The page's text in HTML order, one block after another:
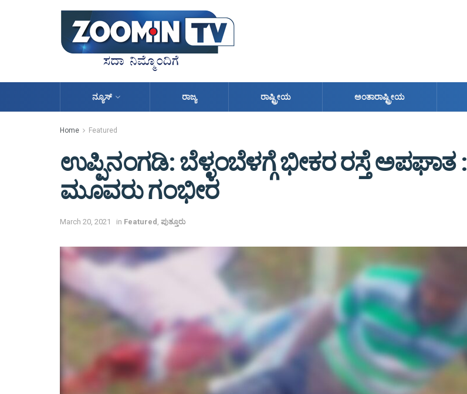
ನ್ಯೂಸ್ ರಾಜ್ಯ ರಾಷ್ಟ್ರೀಯ ಅಂತಾರಾಷ್ಟ್ರೀಯ
Home Featured
ಉಪ್ಪಿನಂಗಡಿ: ಬೆಳ್ಳಂಬೆಳಗ್ಗೆ ಭೀಕರ ರಸ್ತೆ ಅಪಘಾತ :
ಮೂವರು ಗಂಭೀರ
March 20, 2021 in Featured ಪುತ್ತೂರು